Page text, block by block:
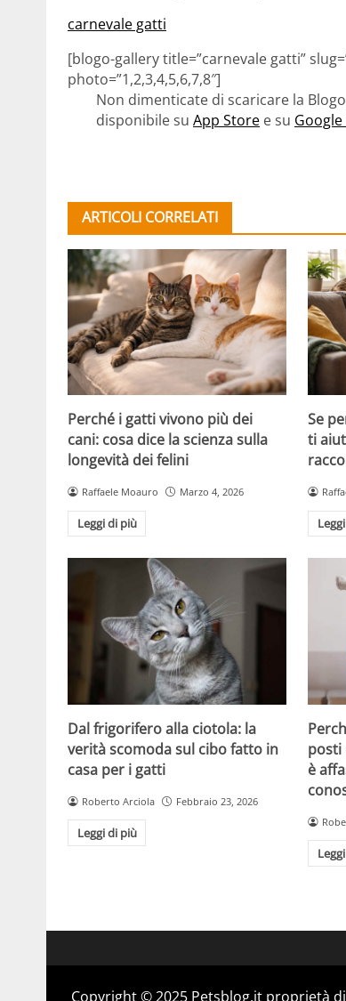
carnevale gatti
[blogo-gallery title=”carnevale gatti”
photo=”1,2,3,4,5,6,7,8″]
Non dimenticate di scaricare la
disponibile su App Store e su Google
ARTICOLI CORRELATI
Perché i gatti vivono più dei
cani: cosa dice la scienza sulla
longevità dei felini
Raffaele Moauro Marzo 4, 2026
Leggi di più
Se
ti
Dal frigorifero alla ciotola: la
verità scomoda sul cibo fatto in
casa per i gatti
Roberto Arciola Febbraio 23, 2026
Leggi di più
posti
è
Copyright © 2025 Petsblog.it proprietà